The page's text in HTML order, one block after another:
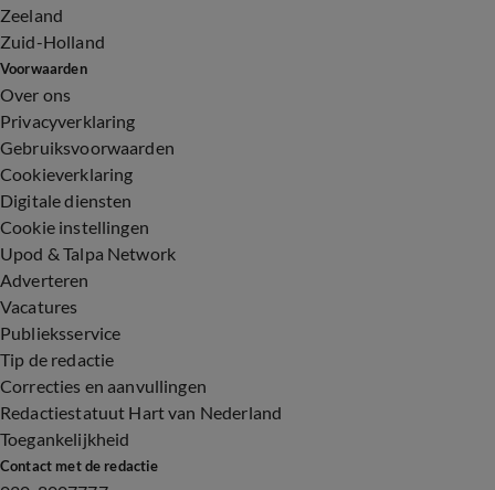
Zeeland
Zuid-Holland
Voorwaarden
Over ons
Privacyverklaring
Gebruiksvoorwaarden
Cookieverklaring
Digitale diensten
Cookie instellingen
Upod & Talpa Network
Adverteren
Vacatures
Publieksservice
Tip de redactie
Correcties en aanvullingen
Redactiestatuut Hart van Nederland
Toegankelijkheid
Contact met de redactie